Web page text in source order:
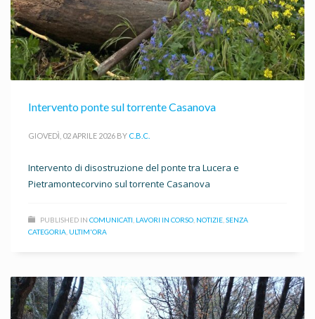
Intervento ponte sul torrente Casanova
GIOVEDÌ, 02 APRILE 2026 BY C.B.C.
Intervento di disostruzione del ponte tra Lucera e
Pietramontecorvino sul torrente Casanova
PUBLISHED IN COMUNICATI LAVORI IN CORSO NOTIZIE SENZA
CATEGORIA ULTIM'ORA